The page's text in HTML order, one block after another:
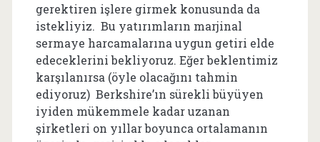
gerektiren işlere girmek konusunda da
istekliyiz. Bu yatırımların marjinal
sermaye harcamalarına uygun getiri elde
edeceklerini bekliyoruz. Eğer beklentimiz
karşılanırsa (öyle olacağını tahmin
ediyoruz) Berkshire’ın sürekli büyüyen
iyiden mükemmele kadar uzanan
şirketleri on yıllar boyunca ortalamanın